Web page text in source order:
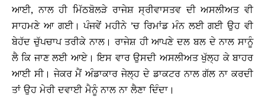
ਆਈ, ਨਾਲ ਹੀ ਮਿੱਠਬੋਲੜੇ ਰਾਜੇਸ਼ ਸ੍ਰੀਵਾਸਤਵ ਦੀ ਅਸਲੀਅਤ ਵੀ
ਸਾਹਮਣੇ ਆ ਗਈ। ਪੰਜਵੇਂ ਮਹੀਨੇ ’ਚ ਰਿਮਾਂਡ ਮੰਨ ਲਈ ਗਈ ਉਹ ਵੀ
ਬੇਹੱਦ ਚੁੱਪਚਾਪ ਤਰੀਕੇ ਨਾਲ। ਰਾਜੇਸ਼ ਹੀ ਆਪਣੇ ਦਲ ਬਲ ਦੇ ਨਾਲ ਸਾਨੂੰ
ਲੈ ਕਿ ਜਾਣ ਲਈ ਆਏ। ਇਸ ਵਾਰ ਉਸਦੀ ਅਸਲੀਅਤ ਖੁੱਲ੍ਹ ਕੇ ਬਾਹਰ
ਆਈ ਸੀ। ਜੇਕਰ ਮੈਂ ਅੰਡਾਕਾਰ ਜੇਲ੍ਹ ਦੇ ਡਾਕਟਰ ਨਾਲ ਗੱਲ ਨਾ ਕਰਦੀ
ਤਾਂ ਉਹ ਮੇਰੀ ਦਵਾਈ ਮੈਨੂੰ ਨਾਲ ਨਾ ਲੈਣਾ ਦਿੰਦਾ।